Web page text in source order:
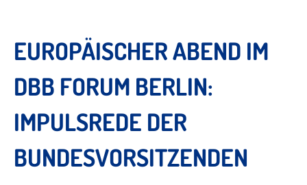
EUROPÄISCHER ABEND IM
DBB FORUM BERLIN:
IMPULSREDE DER
BUNDESVORSITZENDEN